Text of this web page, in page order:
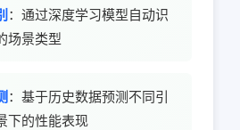
：通过深度学习模型自动识
场景类型
：基于历史数据预测不同引
下的性能表现